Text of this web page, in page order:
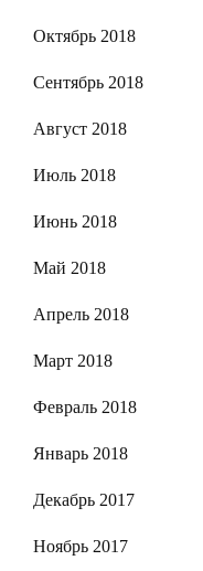
Октябрь 2018
Сентябрь 2018
Август 2018
Июль 2018
Июнь 2018
Май 2018
Апрель 2018
Март 2018
Февраль 2018
Январь 2018
Декабрь 2017
Ноябрь 2017